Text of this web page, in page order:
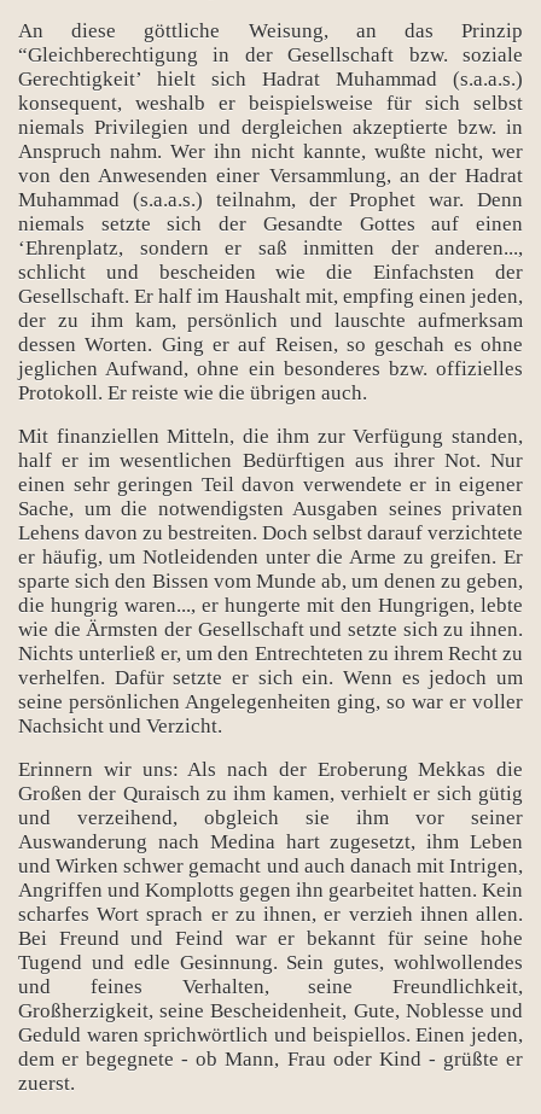
An diese göttliche Weisung, an das Prinzip
“Gleichberechtigung in der Gesellschaft bzw. soziale
Gerechtigkeit’ hielt sich Hadrat Muhammad (s.a.a.s.)
konsequent, weshalb er beispielsweise für sich selbst
niemals Privilegien und dergleichen akzeptierte bzw. in
Anspruch nahm. Wer ihn nicht kannte, wußte nicht, wer
von den Anwesenden einer Versammlung, an der Hadrat
Muhammad (s.a.a.s.) teilnahm, der Prophet war. Denn
niemals setzte sich der Gesandte Gottes auf einen
‘Ehrenplatz, sondern er saß inmitten der anderen...,
schlicht und bescheiden wie die Einfachsten der
Gesellschaft. Er half im Haushalt mit, empfing einen jeden,
der zu ihm kam, persönlich und lauschte aufmerksam
dessen Worten. Ging er auf Reisen, so geschah es ohne
jeglichen Aufwand, ohne ein besonderes bzw. offizielles
Protokoll. Er reiste wie die übrigen auch.
Mit finanziellen Mitteln, die ihm zur Verfügung standen,
half er im wesentlichen Bedürftigen aus ihrer Not. Nur
einen sehr geringen Teil davon verwendete er in eigener
Sache, um die notwendigsten Ausgaben seines privaten
Lehens davon zu bestreiten. Doch selbst darauf verzichtete
er häufig, um Notleidenden unter die Arme zu greifen. Er
sparte sich den Bissen vom Munde ab, um denen zu geben,
die hungrig waren..., er hungerte mit den Hungrigen, lebte
wie die Ärmsten der Gesellschaft und setzte sich zu ihnen.
Nichts unterließ er, um den Entrechteten zu ihrem Recht zu
verhelfen. Dafür setzte er sich ein. Wenn es jedoch um
seine persönlichen Angelegenheiten ging, so war er voller
Nachsicht und Verzicht.
Erinnern wir uns: Als nach der Eroberung Mekkas die
Großen der Quraisch zu ihm kamen, verhielt er sich gütig
und verzeihend, obgleich sie ihm vor seiner
Auswanderung nach Medina hart zugesetzt, ihm Leben
und Wirken schwer gemacht und auch danach mit Intrigen,
Angriffen und Komplotts gegen ihn gearbeitet hatten. Kein
scharfes Wort sprach er zu ihnen, er verzieh ihnen allen.
Bei Freund und Feind war er bekannt für seine hohe
Tugend und edle Gesinnung. Sein gutes, wohlwollendes
und feines Verhalten, seine Freundlichkeit,
Großherzigkeit, seine Bescheidenheit, Gute, Noblesse und
Geduld waren sprichwörtlich und beispiellos. Einen jeden,
dem er begegnete - ob Mann, Frau oder Kind - grüßte er
zuerst.